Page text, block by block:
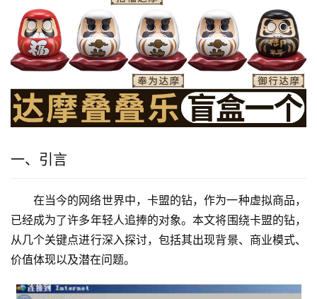
一、引言
在当今的网络世界中，卡盟的钻，作为一种虚拟商品，
已经成为了许多年轻人追捧的对象。本文将围绕卡盟的钻，
从几个关键点进行深入探讨，包括其出现背景、商业模式、
价值体现以及潜在问题。